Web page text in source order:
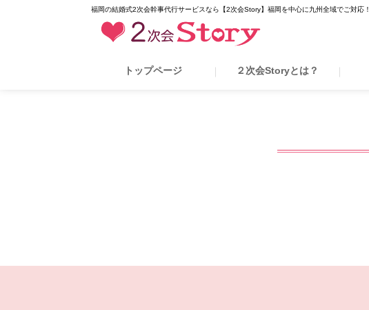
福岡の結婚式2次会幹事代行サービスなら【2次会Story】福岡を中心に九州全域でご対応！
トップページ ２次会Storyとは？